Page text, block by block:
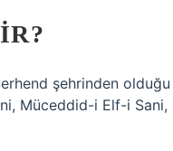
şehrinden
Müceddid-i Elf-i